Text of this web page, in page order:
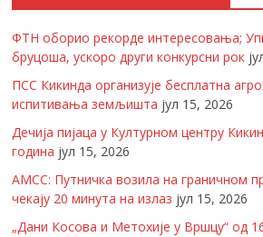
ФТН оборио рекорде интересовања;
бруцоша, ускоро други конкурсни рок
ПСС Кикинда организује бесплатна
испитивања земљишта јул 15, 2026
Дечија пијаца у Културном центру
година јул 15, 2026
АМСС: Путничка возила на граничном
чекају 20 минута на излаз јул 15, 2026
„Дани Косова и Метохије у Вршцу“ од